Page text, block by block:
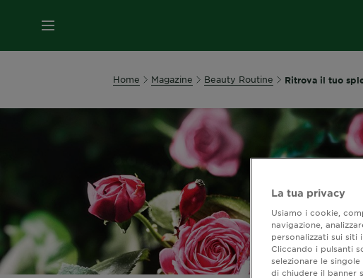
MENU
Home Magazine Beauty Routine Ritrova il tuo
La tua privacy
Usiamo i cookie,
navigazione,
personalizzati sui siti
Cliccando i pulsanti
selezionare le
di chiudere il banner